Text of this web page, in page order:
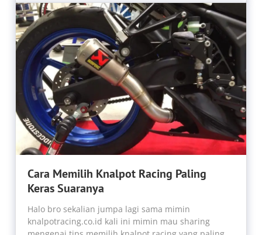
Cara Memilih Knalpot Racing Paling
Keras Suaranya
Halo bro sekalian jumpa lagi sama mimin
knalpotracing.co.id kali ini mimin mau sharing